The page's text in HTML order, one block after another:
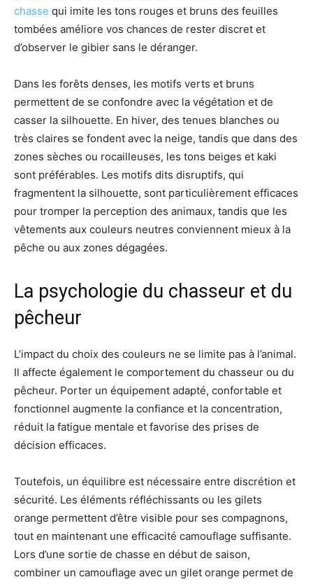
chasse qui imite les tons rouges et bruns des feuilles
tombées améliore vos chances de rester discret et
d’observer le gibier sans le déranger.
Dans les forêts denses, les motifs verts et bruns
permettent de se confondre avec la végétation et de
casser la silhouette. En hiver, des tenues blanches ou
très claires se fondent avec la neige, tandis que dans des
zones sèches ou rocailleuses, les tons beiges et kaki
sont préférables. Les motifs dits disruptifs, qui
fragmentent la silhouette, sont particulièrement efficaces
pour tromper la perception des animaux, tandis que les
vêtements aux couleurs neutres conviennent mieux à la
pêche ou aux zones dégagées.
La psychologie du chasseur et du
pêcheur
L’impact du choix des couleurs ne se limite pas à l’animal.
Il affecte également le comportement du chasseur ou du
pêcheur. Porter un équipement adapté, confortable et
fonctionnel augmente la confiance et la concentration,
réduit la fatigue mentale et favorise des prises de
décision efficaces.
Toutefois, un équilibre est nécessaire entre discrétion et
sécurité. Les éléments réfléchissants ou les gilets
orange permettent d’être visible pour ses compagnons,
tout en maintenant une efficacité camouflage suffisante.
Lors d’une sortie de chasse en début de saison,
combiner un camouflage avec un gilet orange permet de